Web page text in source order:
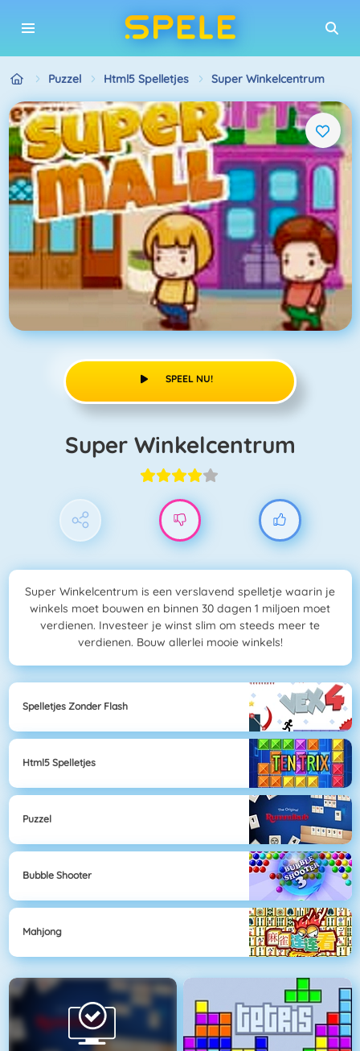
Puzzel Html5 Spelletjes Super Winkelcentrum
SPEEL NU!
Super Winkelcentrum
Super Winkelcentrum is een verslavend spelletje waarin je
winkels moet bouwen en binnen 30 dagen 1 miljoen moet
verdienen. Investeer je winst slim om steeds meer te
verdienen. Bouw allerlei mooie winkels!
Spelletjes Zonder Flash
Html5 Spelletjes
Puzzel
Bubble Shooter
Mahjong